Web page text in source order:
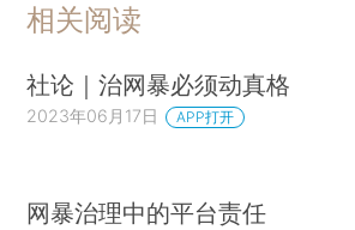
相关阅读
社论｜治网暴必须动真格
2023年06月17日 APP打开
网暴治理中的平台责任